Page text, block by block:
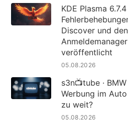
KDE Plasma
Discover und den
Anmeldemanager
veröffentlicht
05.08.2026
s3n📺tube ·
Werbung im
zu weit?
05.08.2026